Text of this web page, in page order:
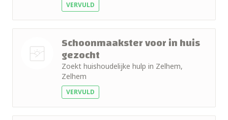
VERVULD
Schoonmaakster voor in huis
gezocht
Zoekt huishoudelijke hulp in Zelhem,
Zelhem
VERVULD